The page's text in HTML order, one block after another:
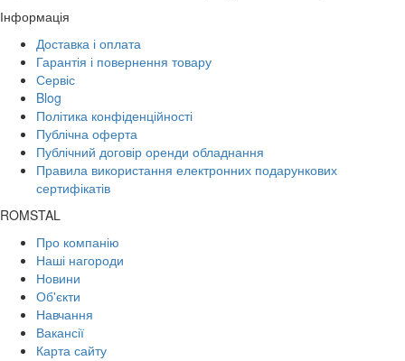
Інформація
Доставка і оплата
Гарантія і повернення товару
Сервіс
Blog
Політика конфіденційності
Публічна оферта
Публічний договір оренди обладнання
Правила використання електронних подарункових
сертифікатів
ROMSTAL
Про компанію
Наші нагороди
Новини
Об'єкти
Навчання
Вакансії
Карта сайту